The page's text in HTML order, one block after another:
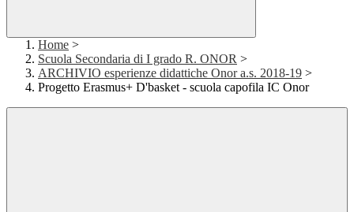
Home >
Scuola Secondaria di I grado R. ONOR >
ARCHIVIO esperienze didattiche Onor a.s. 2018-19 >
Progetto Erasmus+ D'basket - scuola capofila IC Onor